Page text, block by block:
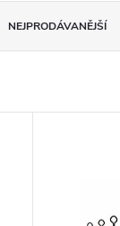
NEJPRODÁVANĚJŠÍ